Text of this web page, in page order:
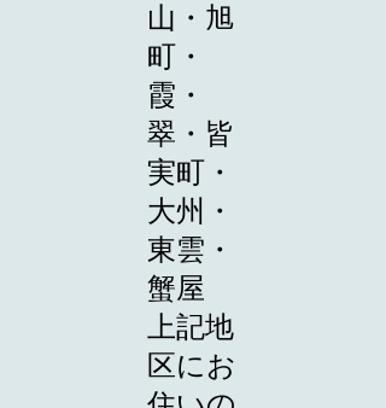
山・旭
町・
霞・
翠・皆
実町・
大州・
東雲・
蟹屋
​上記地
区にお